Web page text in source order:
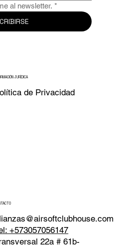
al newsletter. *
JURÍDICA
de Privacidad
+573057056147
22a # 61b-